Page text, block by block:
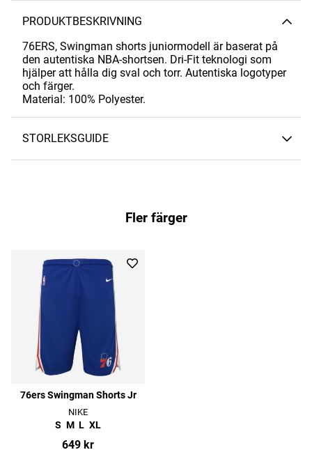
PRODUKTBESKRIVNING
76ERS, Swingman shorts juniormodell är baserat på
den autentiska NBA-shortsen. Dri-Fit teknologi som
hjälper att hålla dig sval och torr. Autentiska logotyper
och färger.
Material: 100% Polyester.
STORLEKSGUIDE
Fler färger
76ers Swingman Shorts Jr
NIKE
S M L XL
649 kr